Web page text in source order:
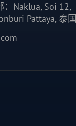
Naklua, Soi 12,
Pattaya, 泰国